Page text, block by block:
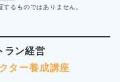
はありません。
ラン経営
ター養成講座